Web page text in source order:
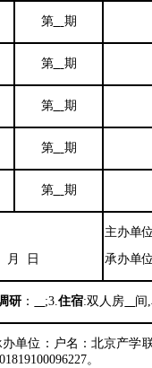
第 期
第 期
第 期
第 期
第 期
月 日
主办单
承办单
研 ： ;3.住宿:双人房 间 ,
单位： 户名：北京产学
。